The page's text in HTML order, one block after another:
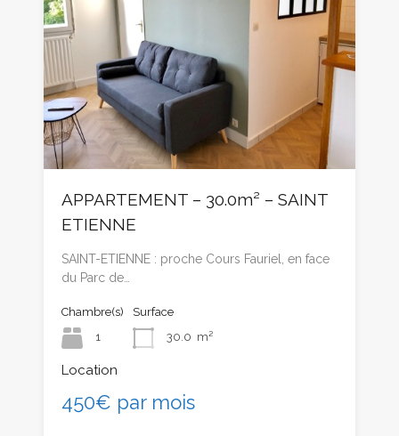
APPARTEMENT – 30.0m² – SAINT
ETIENNE
SAINT-ETIENNE : proche Cours Fauriel, en face
du Parc de…
Chambre(s)
1
Surface
30.0 m²
Location
450€ par mois